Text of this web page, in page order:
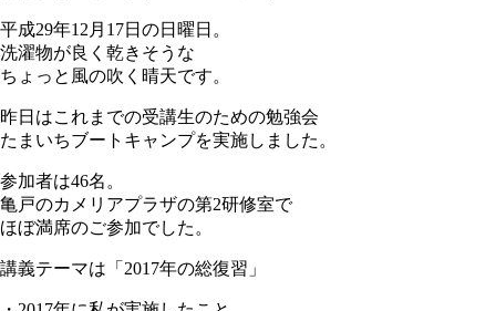
平成29年12月17日の日曜日。
洗濯物が良く乾きそうな
ちょっと風の吹く晴天です。
昨日はこれまでの受講生のための勉強会
たまいちブートキャンプを実施しました。
参加者は46名。
亀戸のカメリアプラザの第2研修室で
ほぼ満席のご参加でした。
講義テーマは「2017年の総復習」